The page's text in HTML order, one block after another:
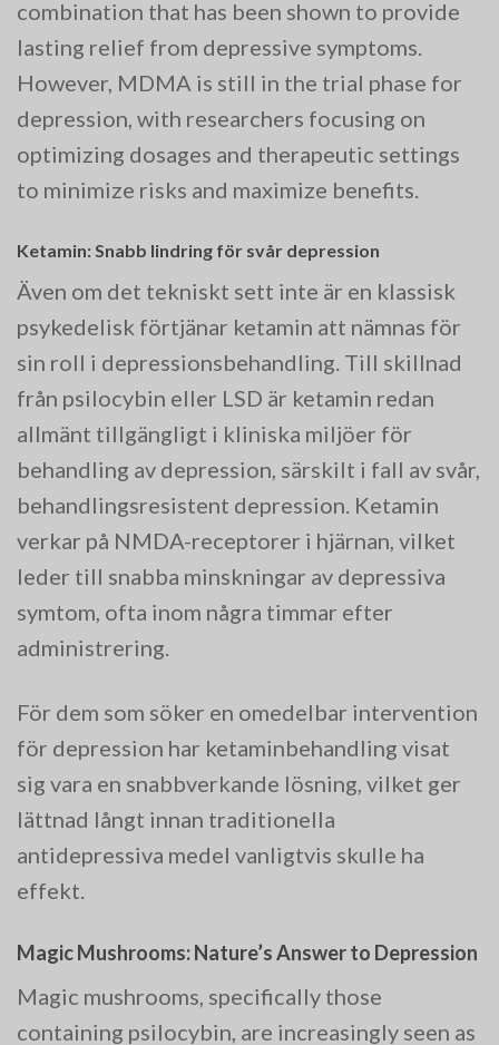
combination that has been shown to provide
lasting relief from depressive symptoms.
However, MDMA is still in the trial phase for
depression, with researchers focusing on
optimizing dosages and therapeutic settings
to minimize risks and maximize benefits​.
Ketamin: Snabb lindring för svår depression
Även om det tekniskt sett inte är en klassisk
psykedelisk förtjänar ketamin att nämnas för
sin roll i depressionsbehandling. Till skillnad
från psilocybin eller LSD är ketamin redan
allmänt tillgängligt i kliniska miljöer för
behandling av depression, särskilt i fall av svår,
behandlingsresistent depression. Ketamin
verkar på NMDA-receptorer i hjärnan, vilket
leder till snabba minskningar av depressiva
symtom, ofta inom några timmar efter
administrering.
För dem som söker en omedelbar intervention
för depression har ketaminbehandling visat
sig vara en snabbverkande lösning, vilket ger
lättnad långt innan traditionella
antidepressiva medel vanligtvis skulle ha
effekt.
Magic Mushrooms: Nature’s Answer to Depression
Magic mushrooms, specifically those
containing psilocybin, are increasingly seen as